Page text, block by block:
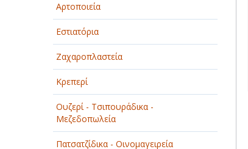
ΔΙΑΦΗΜΙΣΗ - ΜΜΕ
ΕΚΚΛΗΣΙΕΣ - ΦΙΛΑΝΘΡΩΠΙΚΑ
ΣΩΜΑΤΕΙΑ
ΕΚΠΑΙΔΕΥΣΗ - ΣΧΟΛΕΣ
ΕΜΠΟΡΙΟ - ΕΜΠΟΡΙΚΑ ΚΑΤΑΣΤΗΜΑΤΑ
ΕΡΓΟΣΤΑΣΙΑ - ΒΙΟΜΗΧΑΝΙΕΣ
Αρτοποιεία
Εστιατόρια
Ζαχαροπλαστεία
Κρεπερί
Ουζερί - Τσιπουράδικα -
Μεζεδοπωλεία
Πατσατζίδικα - Οινομαγειρεία